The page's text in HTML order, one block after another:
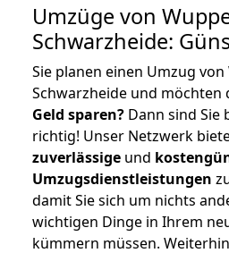
Umzüge von
Schwarzheide:
Sie planen einen Umzug
Schwarzheide und möchten
Geld sparen? Dann sind Sie
richtig! Unser Netzwerk
zuverlässige und
Umzugsdienstleistungen
damit Sie sich um nichts
wichtigen Dinge in Ihrem
kümmern müssen.